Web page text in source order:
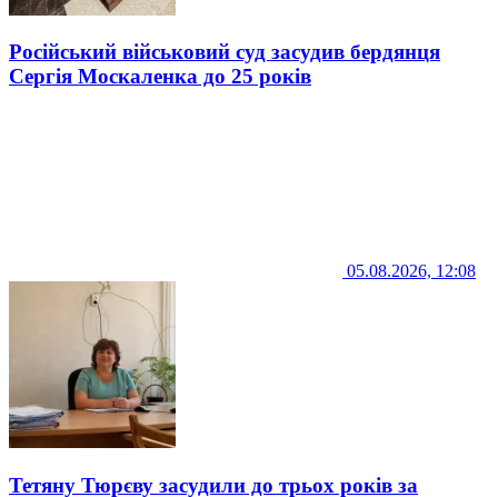
Російський військовий суд засудив бердянця
Сергія Москаленка до 25 років
05.08.2026, 12:08
Тетяну Тюрєву засудили до трьох років за